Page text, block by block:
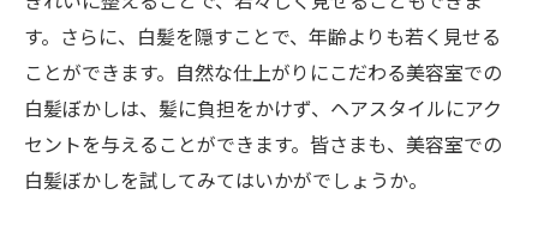
す。さらに、白髪を隠すことで、年齢よりも若く見せる
ことができます。自然な仕上がりにこだわる美容室での
白髪ぼかしは、髪に負担をかけず、ヘアスタイルにアク
セントを与えることができます。皆さまも、美容室での
白髪ぼかしを試してみてはいかがでしょうか。